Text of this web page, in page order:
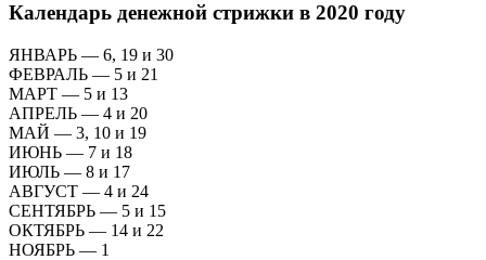
Календарь денежной стрижки в 2020 году
ЯНВАРЬ — 6, 19 и 30
ФЕВРАЛЬ — 5 и 21
МАРТ — 5 и 13
АПРЕЛЬ — 4 и 20
МАЙ — 3, 10 и 19
ИЮНЬ — 7 и 18
ИЮЛЬ — 8 и 17
АВГУСТ — 4 и 24
СЕНТЯБРЬ — 5 и 15
ОКТЯБРЬ — 14 и 22
НОЯБРЬ — 1